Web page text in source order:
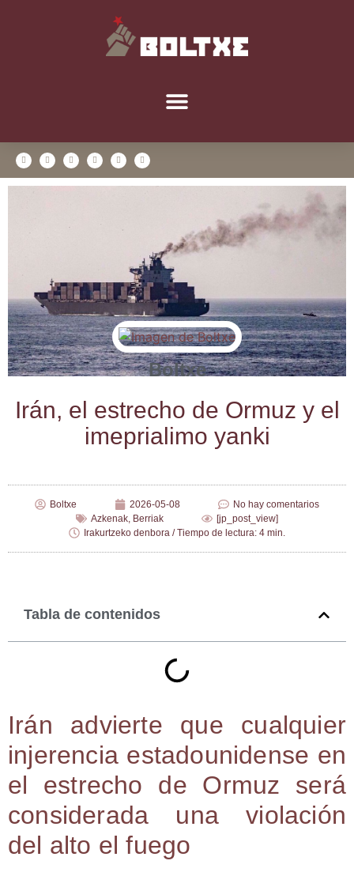
Boltxe
Irán, el estre­cho de Ormuz y el
ime­pria­li­mo yanki
Boltxe 2026-05-08
No hay comentarios
Azkenak, Berriak
[jp_post_view]
Irakurtzeko denbora / Tiempo de lectura: 4 min.
Tabla de contenidos
Irán advier­te que cual­quier
inje­ren­cia esta­dou­ni­den­se en
el estre­cho de Ormuz será
con­si­de­ra­da una vio­la­ción
del alto el fuego